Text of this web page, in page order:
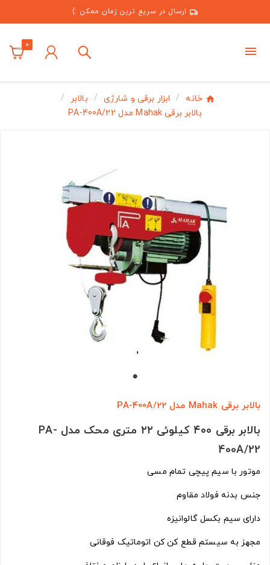
ارسال در سریع ترین زمان ممکن :)
0
خانه ابزار برقی و شارژی
بالابر
بالابر برقی Mahak مدل PA-400A/22
بالابر برقی Mahak مدل PA-400A/22
بالابر برقی ۴۰۰ کیلوئی ۲۲ متری محک مدل PA-
400A/22
موتور با سیم پیچی تمام مسی
جنس بدنه فولاد مقاوم
دارای سیم بکسل گالوانیزه
مجهز به سیستم قطع کن کن اتوماتیک فوقانی